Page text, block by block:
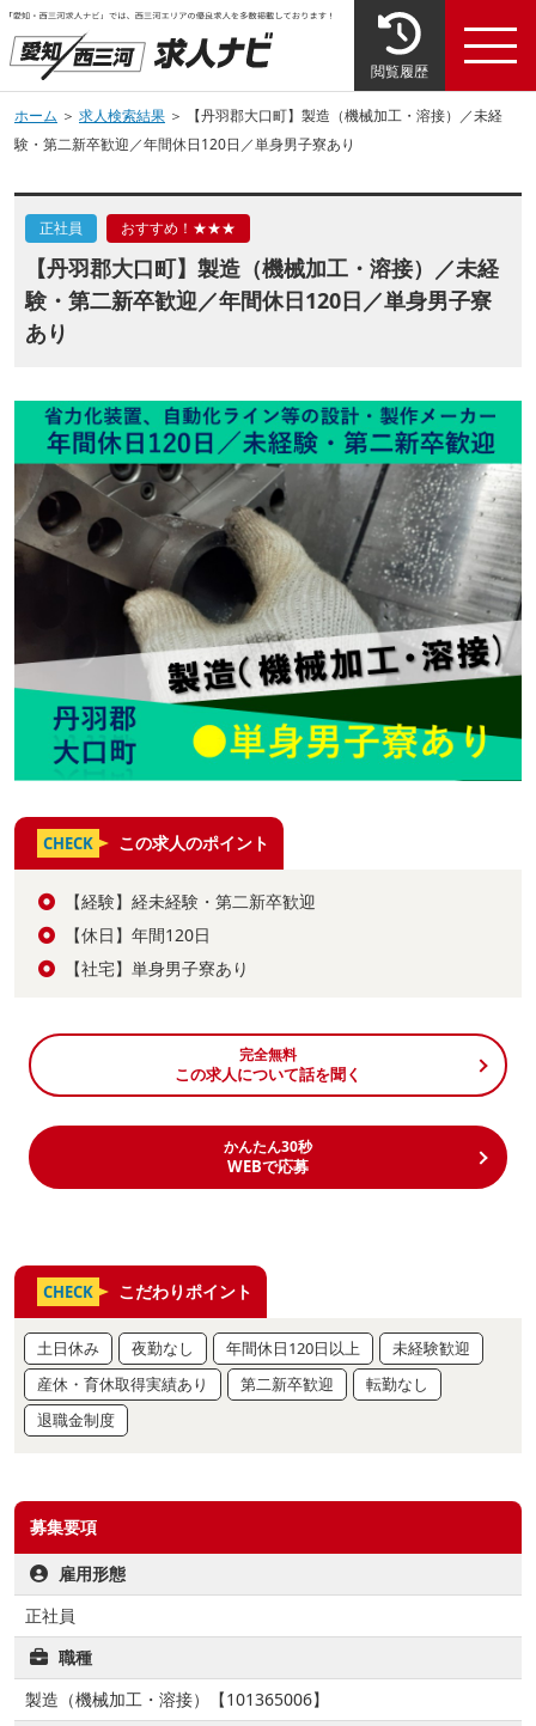
閲覧履歴
ホーム ＞ 求人検索結果 ＞ 【丹羽郡大口町】製造（機械加工・溶接）／未経
験・第二新卒歓迎／年間休日120日／単身男子寮あり
正社員 おすすめ！★★★
【丹羽郡大口町】製造（機械加工・溶接）／未経
験・第二新卒歓迎／年間休日120日／単身男子寮
あり
CHECK この求人のポイント
【経験】経未経験・第二新卒歓迎
【休日】年間120日
【社宅】単身男子寮あり
完全無料
この求人について話を聞く
かんたん30秒
WEBで応募
CHECK こだわりポイント
土日休み 夜勤なし 年間休日120日以上
未経験歓迎
産休・育休取得実績あり
第二新卒歓迎
転勤なし
退職金制度
募集要項
雇用形態
正社員
職種
製造（機械加工・溶接）【101365006】